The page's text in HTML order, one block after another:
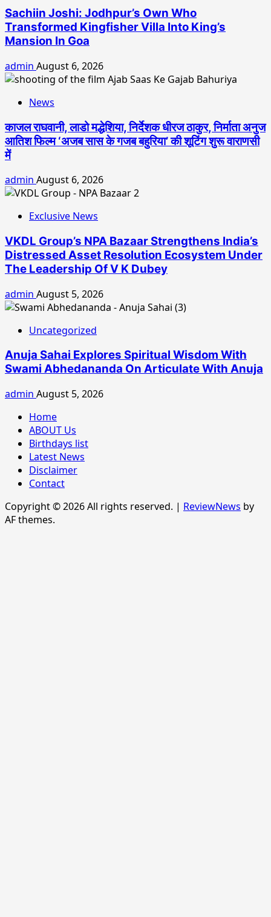
Sachiin Joshi: Jodhpur’s Own Who
Transformed Kingfisher Villa Into King’s
Mansion In Goa
admin August 6, 2026
News
काजल राघवानी, लाडो मद्धेशिया, निर्देशक धीरज ठाकुर, निर्माता अनुज
आतिश फिल्म ‘अजब सास के गजब बहुरिया’ की शूटिंग शुरू वाराणसी
में
admin August 6, 2026
Exclusive News
VKDL Group’s NPA Bazaar Strengthens India’s
Distressed Asset Resolution Ecosystem Under
The Leadership Of V K Dubey
admin August 5, 2026
Uncategorized
Anuja Sahai Explores Spiritual Wisdom With
Swami Abhedananda On Articulate With Anuja
admin August 5, 2026
Home
ABOUT Us
Birthdays list
Latest News
Disclaimer
Contact
Copyright © 2026 All rights reserved. | ReviewNews by
AF themes.